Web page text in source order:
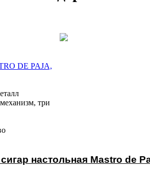
DE PAJA,
три
настольная Mastro de